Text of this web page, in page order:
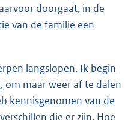
doorgaat, in de
van de familie een
langslopen. Ik begin
om maar weer af te dalen
kennisgenomen van de
die er zijn. Hoe